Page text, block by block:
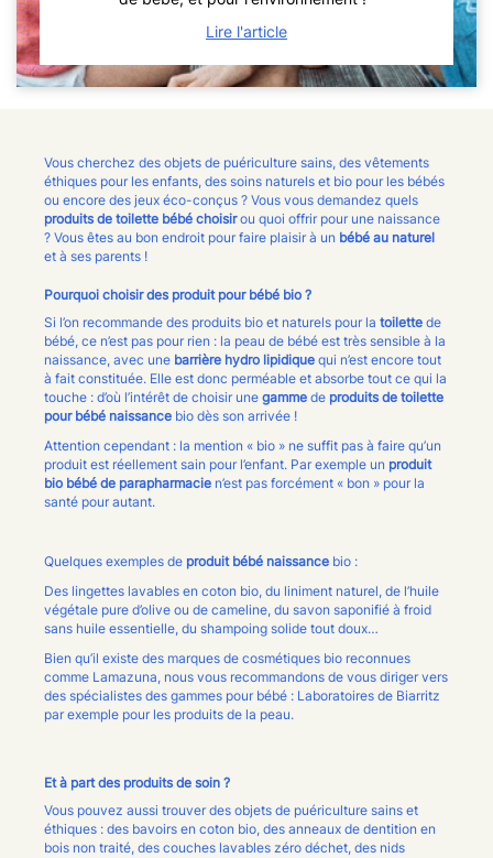
Lire l'article
Vous cherchez des objets de puériculture sains, des vêtements
éthiques pour les enfants, des soins naturels et bio pour les bébés
ou encore des jeux éco-conçus ? Vous vous demandez quels
produits de toilette bébé choisirou quoi offrir pour une naissance
? Vous êtes au bon endroit pour faire plaisir à un bébé au naturel
et à ses parents !
Pourquoi choisir des produit pour bébé bio ?
Si l’on recommande des produits bio et naturels pour la toilette de
bébé, ce n’est pas pour rien : la peau de bébé est très sensible à la
naissance, avec une barrière hydro lipidique qui n’est encore tout
à fait constituée. Elle est donc perméable et absorbe tout ce qui la
touche : d’où l’intérêt de choisir une gamme de produits de toilette
pour bébé naissance bio dès son arrivée !
Attention cependant : la mention « bio » ne suffit pas à faire qu’un
produit est réellement sain pour l’enfant. Par exemple un produit
bio bébé de parapharmacie n’est pas forcément « bon » pour la
santé pour autant.
Quelques exemples de produit bébé naissance bio :
Des lingettes lavables en coton bio, du liniment naturel, de l’huile
végétale pure d’olive ou de cameline, du savon saponifié à froid
sans huile essentielle, du shampoing solide tout doux…
Bien qu’il existe des marques de cosmétiques bio reconnues
comme Lamazuna, nous vous recommandons de vous diriger vers
des spécialistes des gammes pour bébé : Laboratoires de Biarritz
par exemple pour les produits de la peau.
Et à part des produits de soin ?
Vous pouvez aussi trouver des objets de puériculture sains et
éthiques : des bavoirs en coton bio, des anneaux de dentition en
bois non traité, des couches lavables zéro déchet, des nids